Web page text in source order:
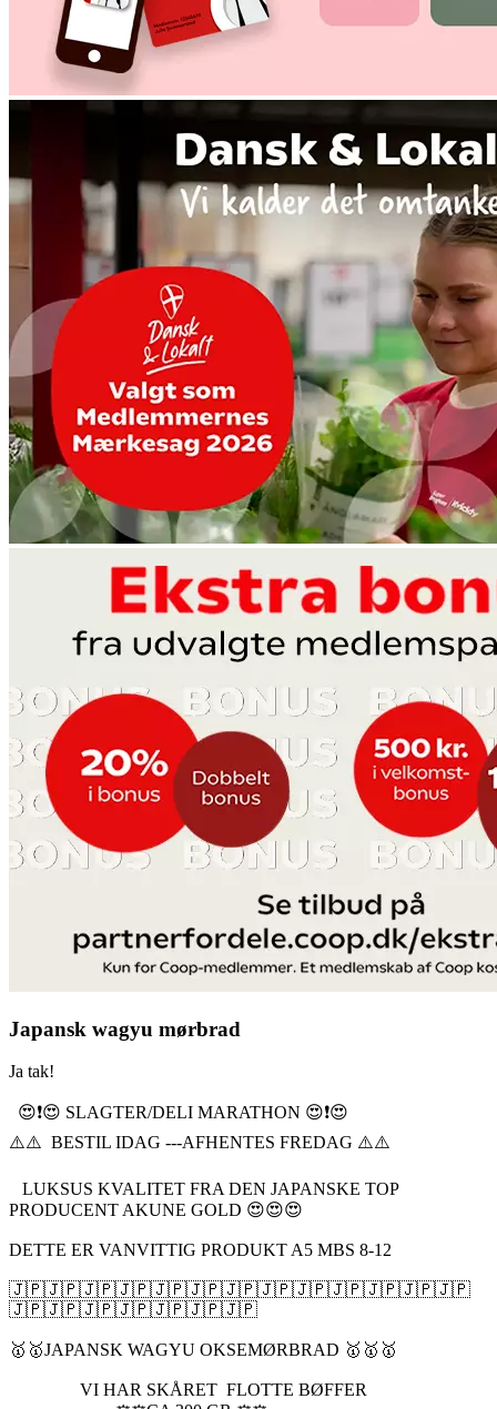
Japansk wagyu mørbrad
Ja tak!
😍❗️😍 SLAGTER/DELI MARATHON 😍❗️😍
⚠️⚠️ BESTIL IDAG ---AFHENTES FREDAG ⚠️⚠️
LUKSUS KVALITET FRA DEN JAPANSKE TOP
PRODUCENT AKUNE GOLD 😍😍😍
DETTE ER VANVITTIG PRODUKT A5 MBS 8-12
🇯🇵🇯🇵🇯🇵🇯🇵🇯🇵🇯🇵🇯🇵🇯🇵🇯🇵🇯🇵🇯🇵🇯🇵🇯🇵
🇯🇵🇯🇵🇯🇵🇯🇵🇯🇵🇯🇵🇯🇵
🥇🥇JAPANSK WAGYU OKSEMØRBRAD 🥇🥇🥇
VI HAR SKÅRET FLOTTE BØFFER